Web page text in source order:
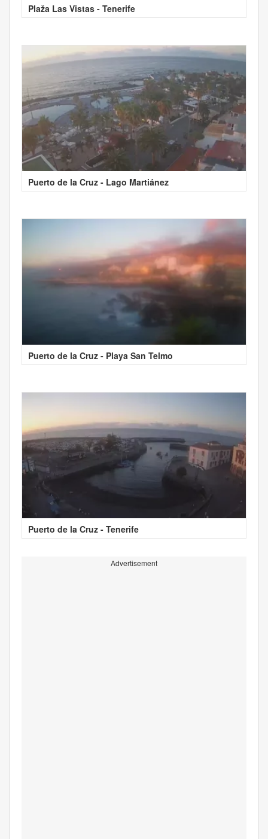
Plaža Las Vistas - Tenerife
Puerto de la Cruz - Lago Martiánez
Puerto de la Cruz - Playa San Telmo
Puerto de la Cruz - Tenerife
Advertisement